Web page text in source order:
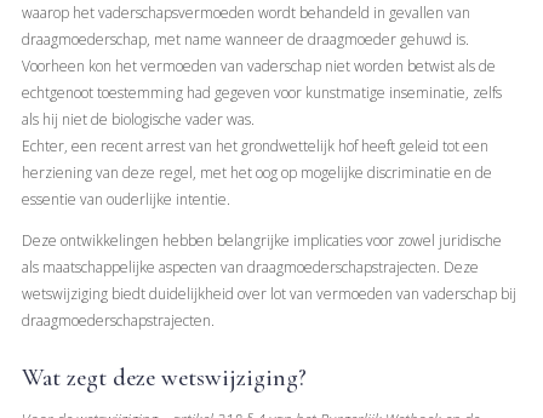
waarop het vaderschapsvermoeden wordt behandeld in gevallen van
draagmoederschap, met name wanneer de draagmoeder gehuwd is.
Voorheen kon het vermoeden van vaderschap niet worden betwist als de
echtgenoot toestemming had gegeven voor kunstmatige inseminatie, zelfs
als hij niet de biologische vader was.
Echter, een recent arrest van het grondwettelijk hof heeft geleid tot een
herziening van deze regel, met het oog op mogelijke discriminatie en de
essentie van ouderlijke intentie.
Deze ontwikkelingen hebben belangrijke implicaties voor zowel juridische
als maatschappelijke aspecten van draagmoederschapstrajecten. Deze
wetswijziging biedt duidelijkheid over lot van vermoeden van vaderschap bij
draagmoederschapstrajecten.
Wat zegt deze wetswijziging?